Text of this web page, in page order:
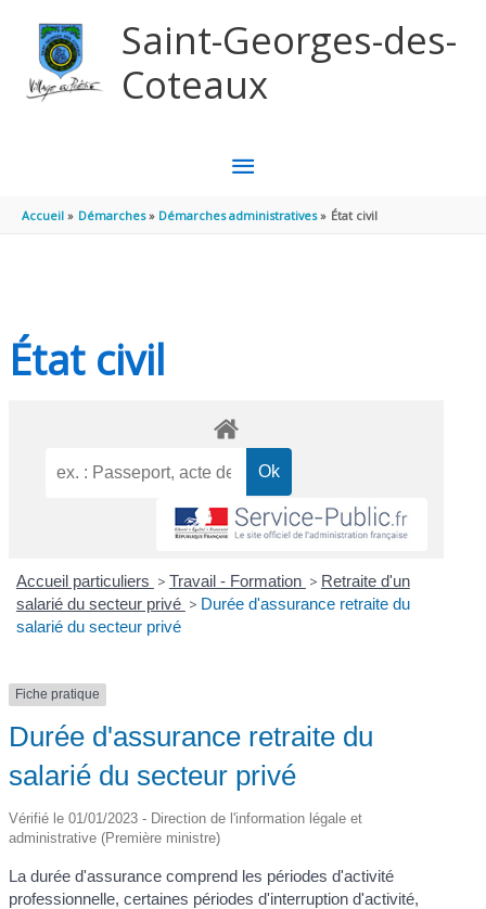
Saint-Georges-des-
Coteaux
MENU
PRINCIPAL
Accueil Démarches Démarches administratives État civil
État civil
Accueil particuliers > Travail - Formation > Retraite d'un
salarié du secteur privé > Durée d'assurance retraite du
salarié du secteur privé
Fiche pratique
Durée d'assurance retraite du
salarié du secteur privé
Vérifié le 01/01/2023 - Direction de l'information légale et
administrative (Première ministre)
La durée d'assurance comprend les périodes d'activité
professionnelle, certaines périodes d'interruption d'activité,